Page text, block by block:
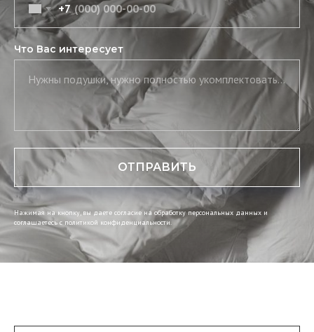
+7
Что Вас интересует
Нужны подушки, нужно полностью укомплектовать постель, нужны скатерть и салфетки
ОТПРАВИТЬ
Нажимая на кнопку, вы даете согласие на обработку персональных данных и
соглашаетесь c политикой конфиденциальности.